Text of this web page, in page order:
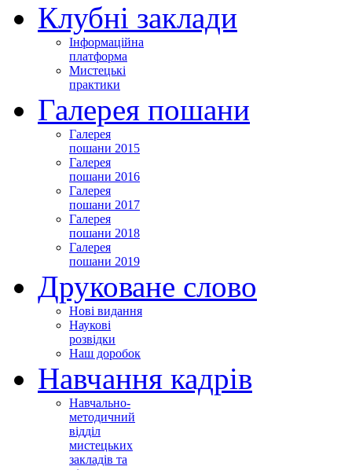
Клубні заклади
Інформаційна
платформа
Мистецькі
практики
Галерея пошани
Галерея
пошани 2015
Галерея
пошани 2016
Галерея
пошани 2017
Галерея
пошани 2018
Галерея
пошани 2019
Друковане слово
Нові видання
Наукові
розвідки
Наш доробок
Навчання кадрів
Навчально-
методичний
відділ
мистецьких
закладів та